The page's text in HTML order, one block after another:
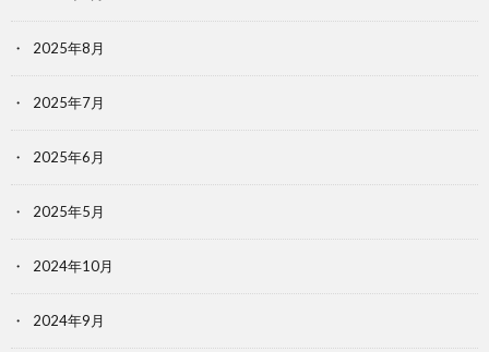
2025年8月
2025年7月
2025年6月
2025年5月
2024年10月
2024年9月